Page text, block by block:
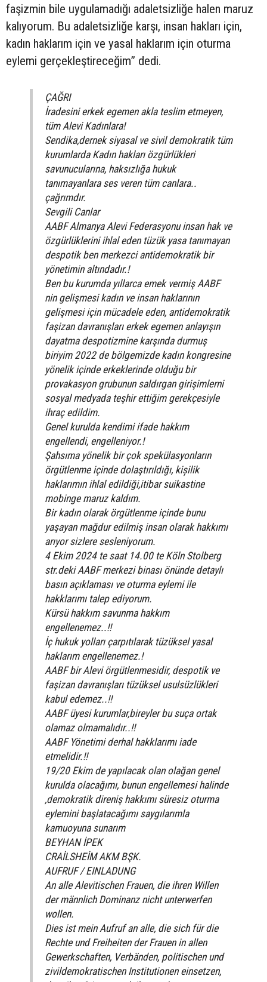
faşizmin bile uygulamadığı adaletsizliğe halen maruz
kalıyorum. Bu adaletsizliğe karşı, insan hakları için,
kadın haklarım için ve yasal haklarım için oturma
eylemi gerçekleştireceğim” dedi.
ÇAĞRI
İradesini erkek egemen akla teslim etmeyen,
tüm Alevi Kadınlara!
Sendika,dernek siyasal ve sivil demokratik tüm
kurumlarda Kadın hakları özgürlükleri
savunucularına, haksızlığa hukuk
tanımayanlara ses veren tüm canlara..
çağrımdır.
Sevgili Canlar
AABF Almanya Alevi Federasyonu insan hak ve
özgürlüklerini ihlal eden tüzük yasa tanımayan
despotik ben merkezci antidemokratik bir
yönetimin altındadır.!
Ben bu kurumda yıllarca emek vermiş AABF
nin gelişmesi kadın ve insan haklarının
gelişmesi için mücadele eden, antidemokratik
faşizan davranışları erkek egemen anlayışın
dayatma despotizmine karşında durmuş
biriyim 2022 de bölgemizde kadın kongresine
yönelik içinde erkeklerinde olduğu bir
provakasyon grubunun saldırgan girişimlerni
sosyal medyada teşhir ettiğim gerekçesiyle
ihraç edildim.
Genel kurulda kendimi ifade hakkım
engellendi, engelleniyor.!
Şahsıma yönelik bir çok spekülasyonların
örgütlenme içinde dolaştırıldığı, kișilik
haklarımın ihlal edildiği,itibar suikastine
mobinge maruz kaldım.
Bir kadın olarak örgütlenme içinde bunu
yaşayan mağdur edilmiş insan olarak hakkımı
arıyor sizlere sesleniyorum.
4 Ekim 2024 te saat 14.00 te Köln Stolberg
str.deki AABF merkezi binası önünde detaylı
basın açıklaması ve oturma eylemi ile
hakklarımı talep ediyorum.
Kürsü hakkım savunma hakkım
engellenemez..!!
İç hukuk yolları çarpıtılarak tüzüksel yasal
haklarım engellenemez.!
AABF bir Alevi örgütlenmesidir, despotik ve
faşizan davranışları tüzüksel usulsüzlükleri
kabul edemez..!!
AABF üyesi kurumlar,bireyler bu suça ortak
olamaz olmamalıdır..!!
AABF Yönetimi derhal hakklarımı iade
etmelidir.!!
19/20 Ekim de yapılacak olan olağan genel
kurulda olacağımı, bunun engellemesi halinde
,demokratik direniş hakkımı süresiz oturma
eylemini başlatacağımı saygılarımla
kamuoyuna sunarım
BEYHAN İPEK
CRAİLSHEİM AKM BŞK.
AUFRUF / EINLADUNG
An alle Alevitischen Frauen, die ihren Willen
der männlich Dominanz nicht unterwerfen
wollen.
Dies ist mein Aufruf an alle, die sich für die
Rechte und Freiheiten der Frauen in allen
Gewerkschaften, Verbänden, politischen und
zivildemokratischen Institutionen einsetzen,